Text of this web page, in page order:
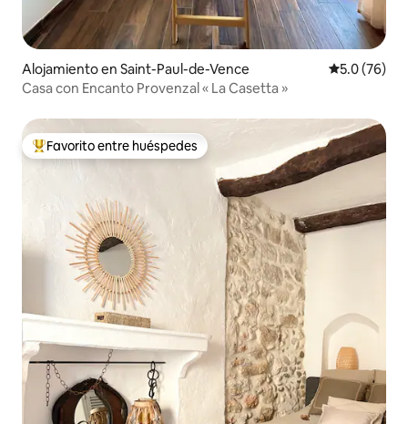
Alojamiento en Saint-Paul-de-Vence Calificación
5.0 (76)
Casa con Encanto Provenzal « La Casetta »
Favorito entre huéspedes preferido
Favorito entre huéspedes